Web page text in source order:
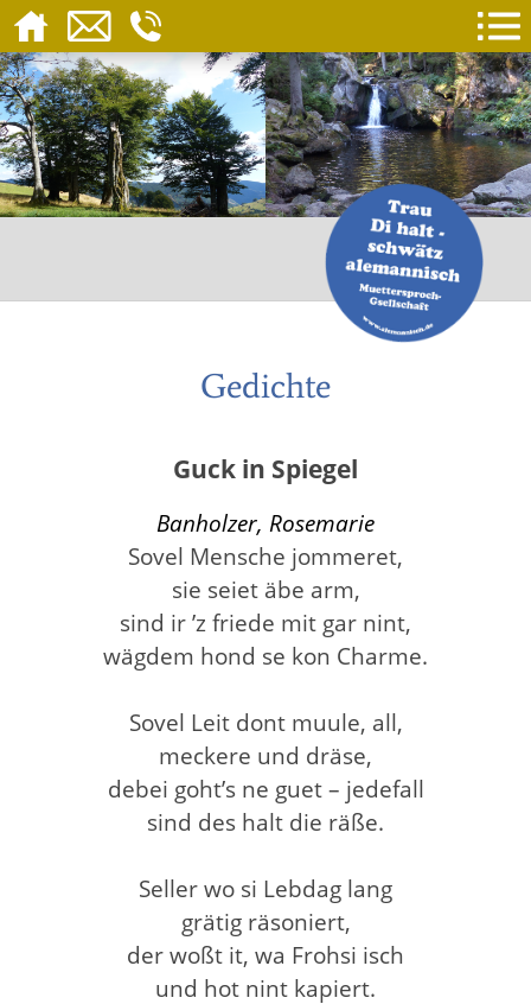
Gedichte
Guck in Spiegel
Banholzer, Rosemarie
Sovel Mensche jommeret,
sie seiet äbe arm,
sind ir ’z friede mit gar nint,
wägdem hond se kon Charme.
Sovel Leit dont muule, all,
meckere und dräse,
debei goht’s ne guet – jedefall
sind des halt die räße.
Seller wo si Lebdag lang
grätig räsoniert,
der woßt it, wa Frohsi isch
und hot nint kapiert.